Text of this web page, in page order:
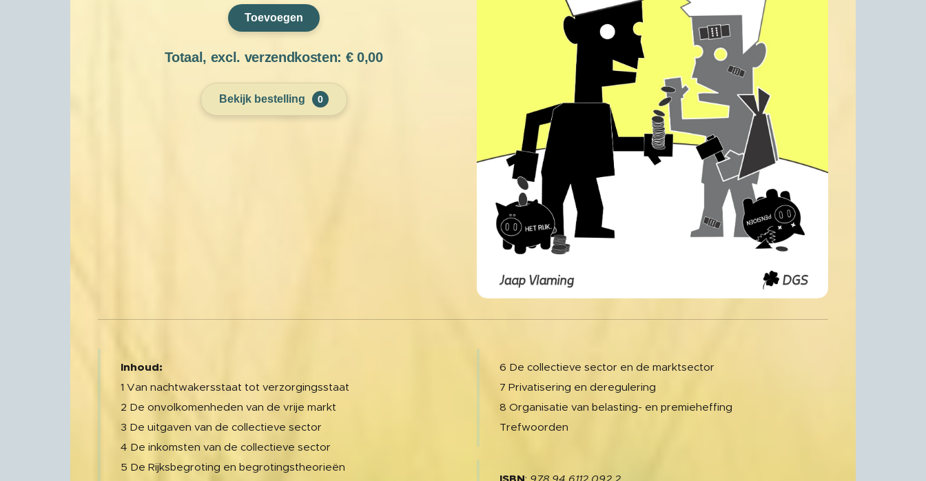
Toevoegen
Totaal, excl. verzendkosten: € 0,00
Bekijk bestelling 0
Inhoud:
1 Van nachtwakersstaat tot verzorgingsstaat
2 De onvolkomenheden van de vrije markt
3 De uitgaven van de collectieve sector
4 De inkomsten van de collectieve sector
5 De Rijksbegroting en begrotingstheorieën
6 De collectieve sector en de marktsector
7 Privatisering en deregulering
8 Organisatie van belasting- en premieheffing
Trefwoorden
: 978 94 6112 092 2